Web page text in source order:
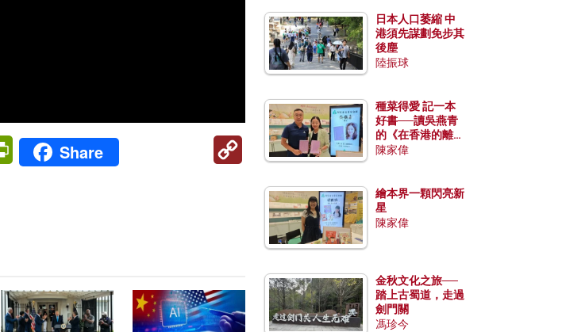
PrintFriendly
Share
Copy
日本人口萎縮 中
港須先謀劃免步其
後塵
陸振球
種菜得愛 記一本
好書──讀吳燕青
的《在香港的離島
種菜》
陳家偉
繪本界一顆閃亮新
星
陳家偉
金秋文化之旅──
踏上古蜀道，走過
劍門關
馮珍今